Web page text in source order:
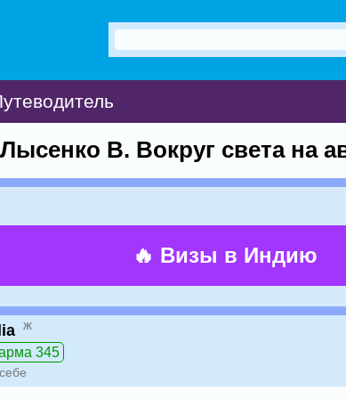
Лысенко В. Вокруг света на
🔥 Визы в Индию
ж
345